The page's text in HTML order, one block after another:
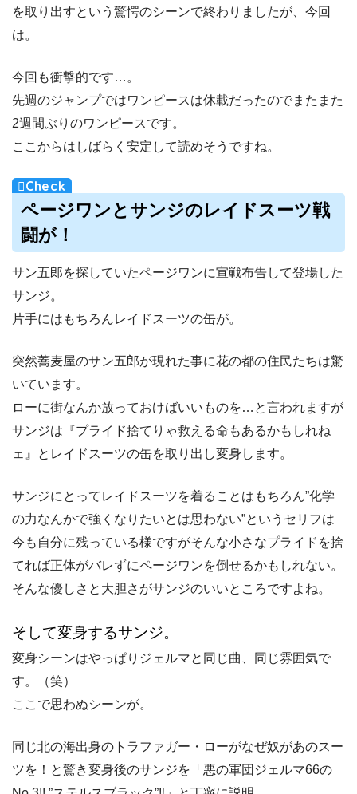
を取り出すという驚愕のシーンで終わりましたが、今回
は。
今回も衝撃的です…。
先週のジャンプではワンピースは休載だったのでまたまた
2週間ぶりのワンピースです。
ここからはしばらく安定して読めそうですね。
ページワンとサンジのレイドスーツ戦
闘が！
サン五郎を探していたページワンに宣戦布告して登場した
サンジ。
片手にはもちろんレイドスーツの缶が。
突然蕎麦屋のサン五郎が現れた事に花の都の住民たちは驚
いています。
ローに街なんか放っておけばいいものを…と言われますが
サンジは『プライド捨てりゃ救える命もあるかもしれね
ェ』とレイドスーツの缶を取り出し変身します。
サンジにとってレイドスーツを着ることはもちろん”化学
の力なんかで強くなりたいとは思わない”というセリフは
今も自分に残っている様ですがそんな小さなプライドを捨
てれば正体がバレずにページワンを倒せるかもしれない。
そんな優しさと大胆さがサンジのいいところですよね。
そして変身するサンジ。
変身シーンはやっぱりジェルマと同じ曲、同じ雰囲気で
す。（笑）
ここで思わぬシーンが。
同じ北の海出身のトラファガー・ローがなぜ奴があのスー
ツを！と驚き変身後のサンジを「悪の軍団ジェルマ66の